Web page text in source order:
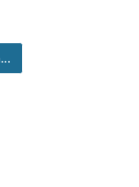
Techno Flash Chaine Energie